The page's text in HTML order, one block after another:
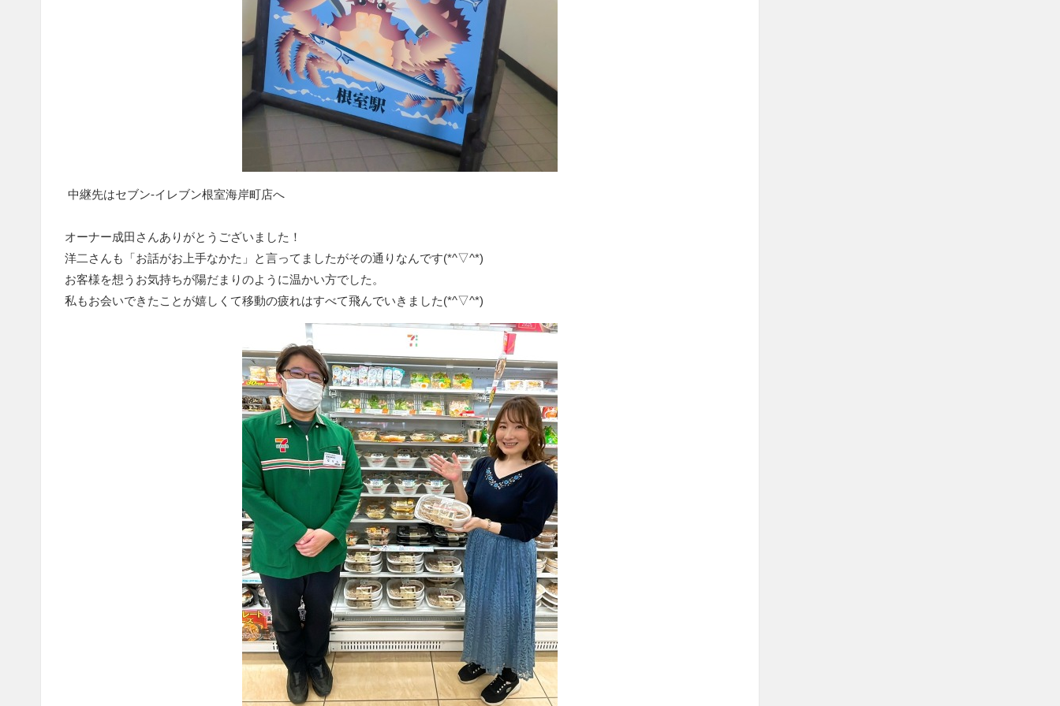
中継先はセブン‐イレブン根室海岸町店へ
オーナー成田さんありがとうございました！
洋二さんも「お話がお上手なかた」と言ってましたがその通りなんです(*^▽^*)
お客様を想うお気持ちが陽だまりのように温かい方でした。
私もお会いできたことが嬉しくて移動の疲れはすべて飛んでいきました(*^▽^*)